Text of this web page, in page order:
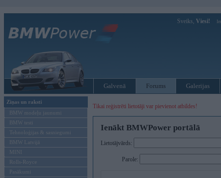
Sveiks, Viesi!
Galvenā Forums Galerijas
Ziņas un raksti
BMW modeļu jaunumi
BMW testi
Tehnoloģijas & sasniegumi
BMW Latvijā
MINI
Rolls-Royce
Pasākumi
Tikai reģistrēti lietotāji var pievienot atbildes!
Ienākt BMWPower portālā
Lietotājvārds:
Parole: